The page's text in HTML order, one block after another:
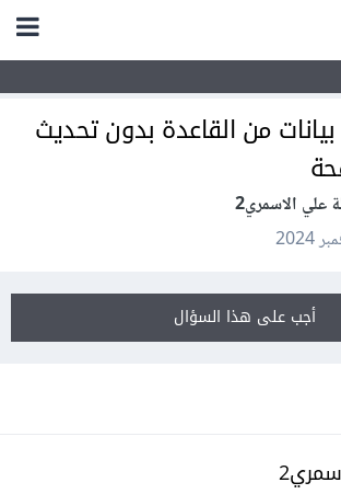
من القاعدة بدون تحديث
علي الاسمري2
أجب على هذا السؤال